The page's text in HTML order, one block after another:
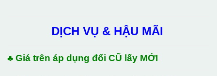
1.000.000₫.
là:
DỊCH VỤ & HẬU MÃI
♣ Giá trên áp dụng đổi CŨ lấy MỚI